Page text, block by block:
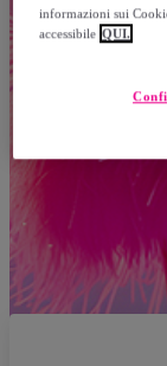
informazioni sui
accessibile QUI.